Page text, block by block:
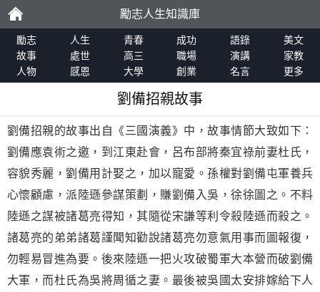
勵
志
勵志人生知識庫
勵志 人生 青春 成功 語錄
美文
故事
處世 高三 職場 演講
家教
人物
感恩 大學 創業 名言 更多
劉備招親故事
劉備招親的故事出自《三國演義》中，故事情節大致如下：
劉備應袁術之邀，到江東赴會，呂布部將秦宜祿前妻杜氏，
容貌秀麗，劉備用計娶之，加以寵愛。孫權對劉備屯軍養兵
心懷顧慮，派陸遜參謀策劃，賺劉備入吳，徐徐圖之。不料
陸遜之謀被諸葛亮得知，其隨從宋謙等利令殺陸遜而殺之。
諸葛亮的弟弟諸葛謹聞知勸說諸葛亮勿意氣用事而圖報復，
勿輕易冒進為要。後來陸遜一把火攻破蜀軍大本營而破劉備
大軍，而杜氏為吳將周循之妻。最後被吳國太安排嫁給下人